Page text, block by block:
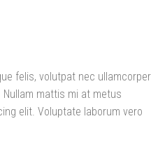
felis, volutpat nec ullamcorper
mattis mi at metus
elit. Voluptate laborum vero